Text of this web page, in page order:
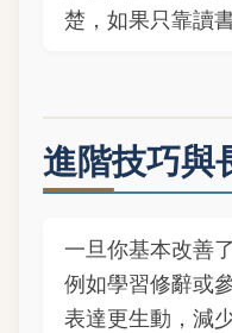
楚，如果只靠讀
進階技巧與
一旦你基本改善
例如學習修辭或
表達更生動，減